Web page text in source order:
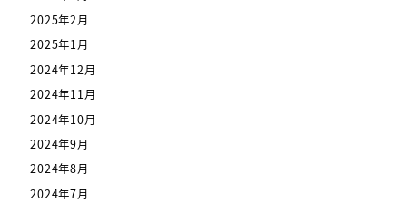
2025年2月
2025年1月
2024年12月
2024年11月
2024年10月
2024年9月
2024年8月
2024年7月